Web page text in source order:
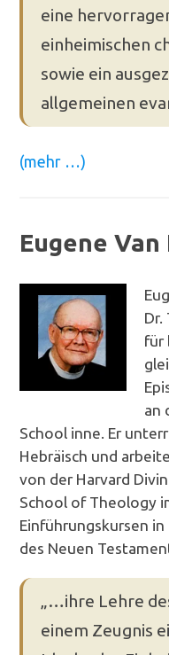
eine
einheimischen
sowie ein
allgemeinen
(mehr …)
Eugene Van
Dr.
für
an
School inne. Er
Hebräisch und
von der Harvard
School of Theology
Einführungskursen
des Neuen
„…ihre Lehre
einem Zeugnis